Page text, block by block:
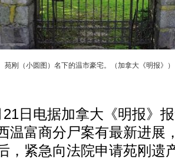
刚（小圆图）名下的温市豪宅。（加拿大《明报》）
电据加拿大《明报》报
温富商分尸案有最新进展
，紧急向法院申请苑刚遗